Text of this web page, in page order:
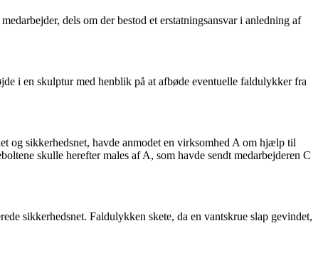
dels om der bestod et erstatningsansvar i anledning af
i en skulptur med henblik på at afbøde eventuelle faldulykker fra
og sikkerhedsnet, havde anmodet en virksomhed A om hjælp til
skulle herefter males af A, som havde sendt medarbejderen C
sikkerhedsnet. Faldulykken skete, da en vantskrue slap gevindet,